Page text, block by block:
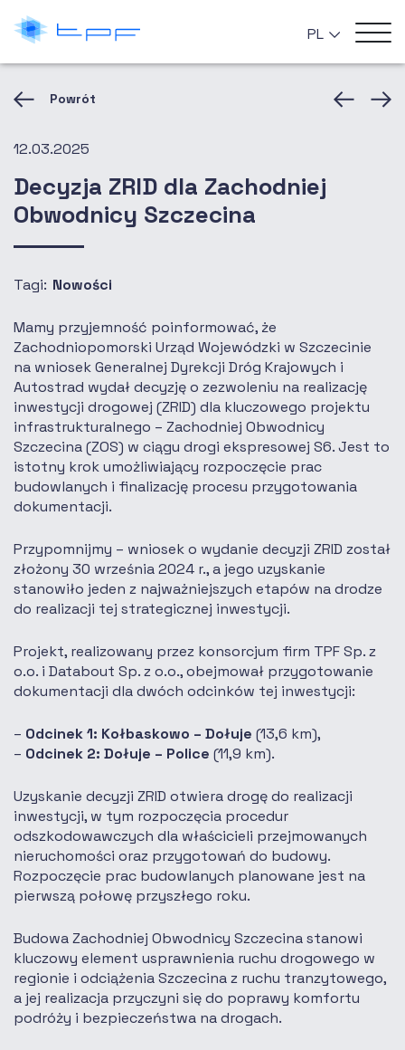
Powrót
12.03.2025
Decyzja ZRID dla Zachodniej
Obwodnicy Szczecina
Tagi: Nowości
Mamy przyjemność poinformować, że
Zachodniopomorski Urząd Wojewódzki w Szczecinie
na wniosek Generalnej Dyrekcji Dróg Krajowych i
Autostrad wydał decyzję o zezwoleniu na realizację
inwestycji drogowej (ZRID) dla kluczowego projektu
infrastrukturalnego – Zachodniej Obwodnicy
Szczecina (ZOS) w ciągu drogi ekspresowej S6. Jest to
istotny krok umożliwiający rozpoczęcie prac
budowlanych i finalizację procesu przygotowania
dokumentacji.
Przypomnijmy – wniosek o wydanie decyzji ZRID został
złożony 30 września 2024 r., a jego uzyskanie
stanowiło jeden z najważniejszych etapów na drodze
do realizacji tej strategicznej inwestycji.
Projekt, realizowany przez konsorcjum firm TPF Sp. z
o.o. i Databout Sp. z o.o., obejmował przygotowanie
dokumentacji dla dwóch odcinków tej inwestycji:
Odcinek 1: Kołbaskowo – Dołuje (13,6 km),
Odcinek 2: Dołuje – Police (11,9 km).
Uzyskanie decyzji ZRID otwiera drogę do realizacji
inwestycji, w tym rozpoczęcia procedur
odszkodowawczych dla właścicieli przejmowanych
nieruchomości oraz przygotowań do budowy.
Rozpoczęcie prac budowlanych planowane jest na
pierwszą połowę przyszłego roku.
Budowa Zachodniej Obwodnicy Szczecina stanowi
kluczowy element usprawnienia ruchu drogowego w
regionie i odciążenia Szczecina z ruchu tranzytowego,
a jej realizacja przyczyni się do poprawy komfortu
podróży i bezpieczeństwa na drogach.
PL